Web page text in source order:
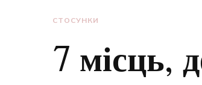
СТОСУНКИ
7 місць,